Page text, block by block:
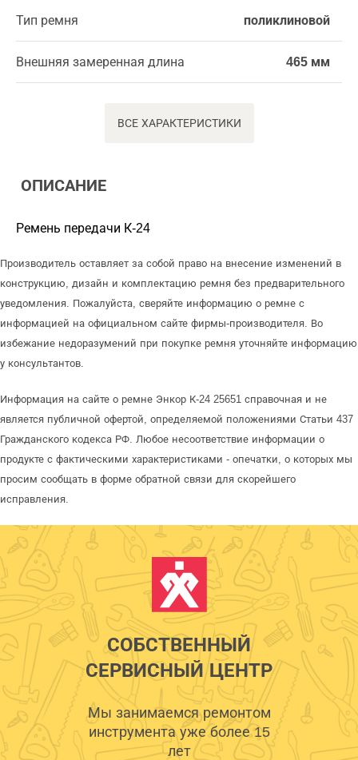
Тип ремня поликлиновой
Внешняя замеренная длина 465 мм
ВСЕ ХАРАКТЕРИСТИКИ
ОПИСАНИЕ
Ремень передачи К-24
Производитель оставляет за собой право на внесение изменений в
конструкцию, дизайн и комплектацию ремня без предварительного
уведомления. Пожалуйста, сверяйте информацию о ремне с
информацией на официальном сайте фирмы-производителя. Во
избежание недоразумений при покупке ремня уточняйте информацию
у консультантов.
Информация на сайте о ремне Энкор К-24 25651 справочная и не
является публичной офертой, определяемой положениями Статьи 437
Гражданского кодекса РФ. Любое несоответствие информации о
продукте с фактическими характеристиками - опечатки, о которых мы
просим сообщать в форме обратной связи для скорейшего
исправления.
СОБСТВЕННЫЙ
СЕРВИСНЫЙ ЦЕНТР
Мы занимаемся ремонтом
инструмента уже более 15
лет